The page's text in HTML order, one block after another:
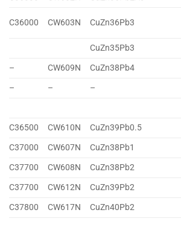
C36000 CW603N CuZn36Pb3
CuZn35Pb3
–
CW609N CuZn38Pb4
–
– –
C36500 CW610N CuZn39Pb0.5
C37000
CW607N CuZn38Pb1
C37700
CW608N CuZn38Pb2
C37700
CW612N CuZn39Pb2
C37800
CW617N CuZn40Pb2